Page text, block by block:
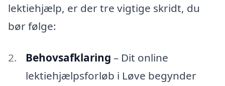
lektiehjælp, er der tre vigtige skridt, du
bør følge:
Behovsafklaring – Dit online
lektiehjælpsforløb i Løve begynder